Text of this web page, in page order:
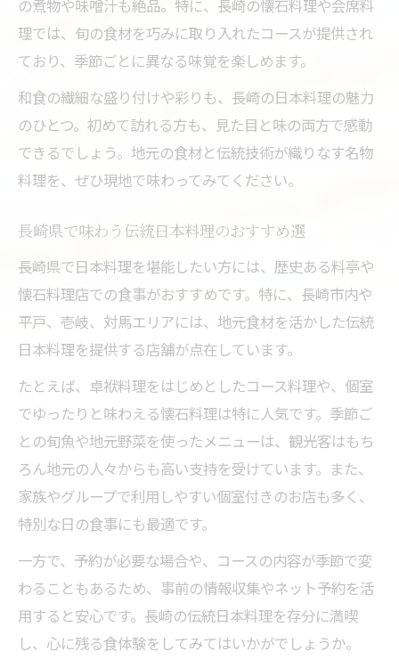
の煮物や味噌汁も絶品。特に、長崎の懐石料理や会席料
理では、旬の食材を巧みに取り入れたコースが提供され
ており、季節ごとに異なる味覚を楽しめます。
和食の繊細な盛り付けや彩りも、長崎の日本料理の魅力
のひとつ。初めて訪れる方も、見た目と味の両方で感動
できるでしょう。地元の食材と伝統技術が織りなす名物
料理を、ぜひ現地で味わってみてください。
長崎県で味わう伝統日本料理のおすすめ選
長崎県で日本料理を堪能したい方には、歴史ある料亭や
懐石料理店での食事がおすすめです。特に、長崎市内や
平戸、壱岐、対馬エリアには、地元食材を活かした伝統
日本料理を提供する店舗が点在しています。
たとえば、卓袱料理をはじめとしたコース料理や、個室
でゆったりと味わえる懐石料理は特に人気です。季節ご
との旬魚や地元野菜を使ったメニューは、観光客はもち
ろん地元の人々からも高い支持を受けています。また、
家族やグループで利用しやすい個室付きのお店も多く、
特別な日の食事にも最適です。
一方で、予約が必要な場合や、コースの内容が季節で変
わることもあるため、事前の情報収集やネット予約を活
用すると安心です。長崎の伝統日本料理を存分に満喫
し、心に残る食体験をしてみてはいかがでしょうか。